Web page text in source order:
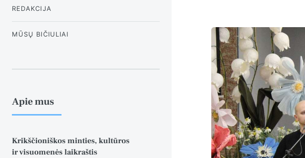
REDAKCIJA
MŪSŲ BIČIULIAI
Apie mus
Krikščioniškos minties, kultūros
ir visuomenės laikraštis